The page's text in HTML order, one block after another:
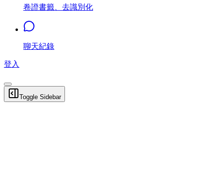
卷證書籤、去識別化
聊天紀錄
登入
Toggle Sidebar